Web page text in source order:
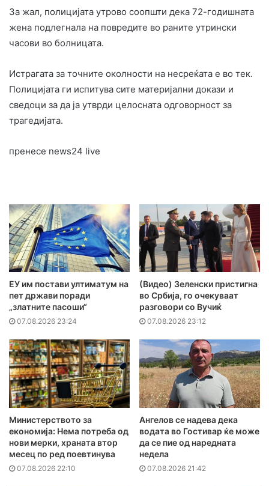
За жал, полицијата утрово соопшти дека 72-годишната
жена подлегнала на повредите во раните утрински
часови во болницата.
Истрагата за точните околности на несреќата е во тек.
Полицијата ги испитува сите материјални докази и
сведоци за да ја утврди целосната одговорност за
трагедијата.
пренесе news24 live
ЕУ им постави ултиматум на
пет држави поради
„златните пасоши“
07.08.2026 23:24
(Видео) Зеленски пристигна
во Србија, го очекуваат
разговори со Вучиќ
07.08.2026 23:12
Министерството за
економија: Нема потреба од
нови мерки, храната втор
месец по ред поевтинува
07.08.2026 22:10
Ангелов се надева дека
водата во Гостивар ќе може
да се пие од наредната
недела
07.08.2026 21:42